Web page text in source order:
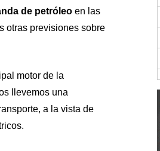
de petróleoen las
otras previsiones sobre
motor de la
llevemos una
a la vista de